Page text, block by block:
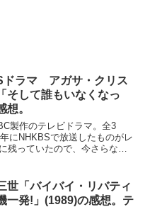
ドラマ アガサ・クリス
そして誰もいなくなっ
想。
製作のテレビドラマ。全3
にNHKBSで放送したものがレ
残っていたので、今さらなが
ないようにみえた。招待主は
い...
世「バイバイ・リバティ
一発!」(1989)の感想。テ